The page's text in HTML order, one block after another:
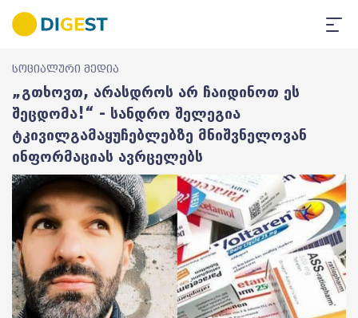
სოციალური მედია
„გთხოვთ, არასდროს არ ჩაიდინოთ ეს
შეცდომა!“ - სანდრო შელეგია
ტკივილგამაყუჩებლებზე მნიშვნელოვან
ინფორმაციას ავრცელებს